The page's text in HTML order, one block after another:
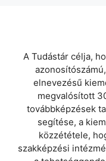
A Tudástár célja,
elnevezésű
megvalósított
továbbképzések
segítése, a
közzététele,
szakképzési